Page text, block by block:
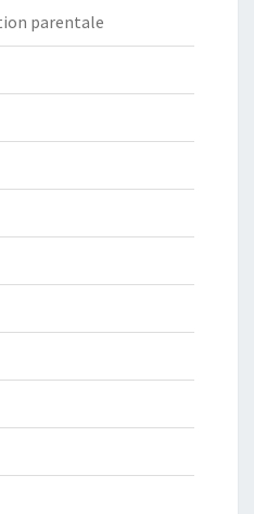
parentale